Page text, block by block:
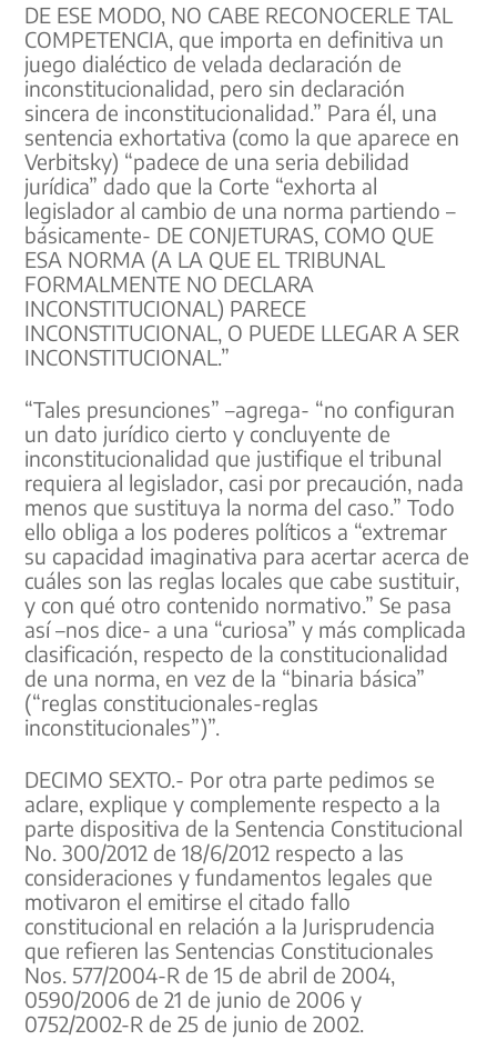
DE ESE MODO, NO CABE RECONOCERLE TAL
COMPETENCIA, que importa en definitiva un
juego dialéctico de velada declaración de
inconstitucionalidad, pero sin declaración
sincera de inconstitucionalidad.” Para él, una
sentencia exhortativa (como la que aparece en
Verbitsky) “padece de una seria debilidad
jurídica” dado que la Corte “exhorta al
legislador al cambio de una norma partiendo –
básicamente- DE CONJETURAS, COMO QUE
ESA NORMA (A LA QUE EL TRIBUNAL
FORMALMENTE NO DECLARA
INCONSTITUCIONAL) PARECE
INCONSTITUCIONAL, O PUEDE LLEGAR A SER
INCONSTITUCIONAL.”
“Tales presunciones” –agrega- “no configuran
un dato jurídico cierto y concluyente de
inconstitucionalidad que justifique el tribunal
requiera al legislador, casi por precaución, nada
menos que sustituya la norma del caso.” Todo
ello obliga a los poderes políticos a “extremar
su capacidad imaginativa para acertar acerca de
cuáles son las reglas locales que cabe sustituir,
y con qué otro contenido normativo.” Se pasa
así –nos dice- a una “curiosa” y más complicada
clasificación, respecto de la constitucionalidad
de una norma, en vez de la “binaria básica”
(“reglas constitucionales-reglas
inconstitucionales”)”.
DECIMO SEXTO.- Por otra parte pedimos se
aclare, explique y complemente respecto a la
parte dispositiva de la Sentencia Constitucional
No. 300/2012 de 18/6/2012 respecto a las
consideraciones y fundamentos legales que
motivaron el emitirse el citado fallo
constitucional en relación a la Jurisprudencia
que refieren las Sentencias Constitucionales
Nos. 577/2004-R de 15 de abril de 2004,
0590/2006 de 21 de junio de 2006 y
0752/2002-R de 25 de junio de 2002.